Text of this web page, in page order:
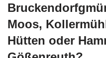
Moos,
Hütten oder